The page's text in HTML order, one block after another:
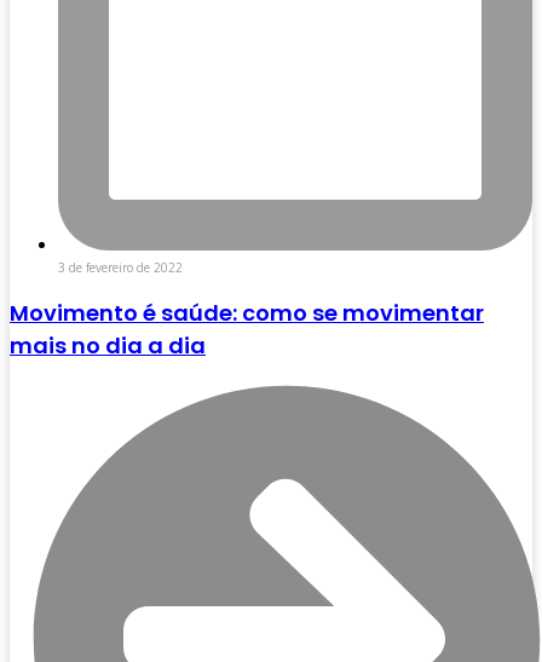
3 de fevereiro de 2022
Movimento é saúde: como se movimentar
mais no dia a dia